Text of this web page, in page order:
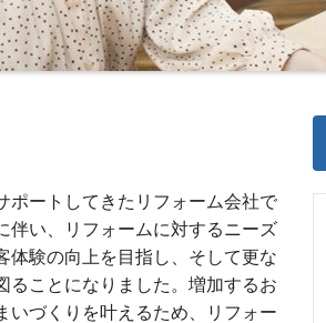
ポートしてきたリフォーム会社で
伴い、リフォームに対するニーズ
体験の向上を目指し、そして更な
ることになりました。増加するお
いづくりを叶えるため、リフォー